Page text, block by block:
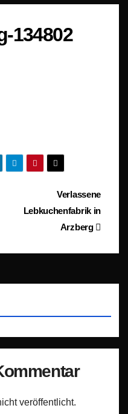
134802
Verlassene
Lebkuchenfabrik in
Arzberg
veröffentlicht.